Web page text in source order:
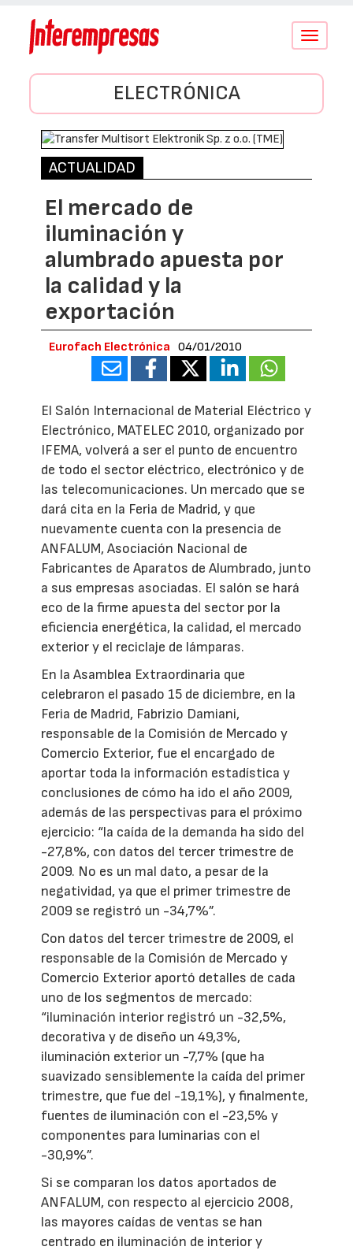
Conmutar
ELECTRÓNICA
ACTUALIDAD
El mercado de
iluminación y
alumbrado apuesta por
la calidad y la
exportación
Eurofach Electrónica 04/01/2010
El Salón Internacional de Material Eléctrico y
Electrónico, MATELEC 2010, organizado por
IFEMA, volverá a ser el punto de encuentro
de todo el sector eléctrico, electrónico y de
las telecomunicaciones. Un mercado que se
dará cita en la Feria de Madrid, y que
nuevamente cuenta con la presencia de
ANFALUM, Asociación Nacional de
Fabricantes de Aparatos de Alumbrado, junto
a sus empresas asociadas. El salón se hará
eco de la firme apuesta del sector por la
eficiencia energética, la calidad, el mercado
exterior y el reciclaje de lámparas.
En la Asamblea Extraordinaria que
celebraron el pasado 15 de diciembre, en la
Feria de Madrid, Fabrizio Damiani,
responsable de la Comisión de Mercado y
Comercio Exterior, fue el encargado de
aportar toda la información estadística y
conclusiones de cómo ha ido el año 2009,
además de las perspectivas para el próximo
ejercicio: “la caída de la demanda ha sido del
-27,8%, con datos del tercer trimestre de
2009. No es un mal dato, a pesar de la
negatividad, ya que el primer trimestre de
2009 se registró un -34,7%”.
Con datos del tercer trimestre de 2009, el
responsable de la Comisión de Mercado y
Comercio Exterior aportó detalles de cada
uno de los segmentos de mercado:
“iluminación interior registró un -32,5%,
decorativa y de diseño un 49,3%,
iluminación exterior un -7,7% (que ha
suavizado sensiblemente la caída del primer
trimestre, que fue del -19,1%), y finalmente,
fuentes de iluminación con el -23,5% y
componentes para luminarias con el
-30,9%”.
Si se comparan los datos aportados de
ANFALUM, con respecto al ejercicio 2008,
las mayores caídas de ventas se han
centrado en iluminación de interior y